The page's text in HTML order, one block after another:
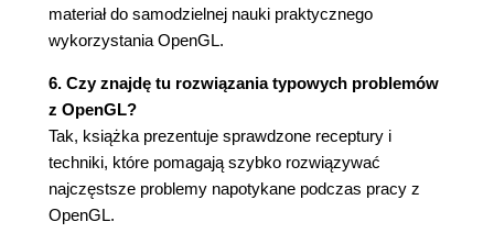
Wariancyjne mapowanie cieni (141)
Rozdział 5. Formaty modeli siatkowych i systemy
cząsteczkowe (151)
Wstęp (151)
Modelowanie terenu przy użyciu mapy wysokości
(152)
Wczytywanie modeli 3ds przy użyciu odrębnych
buforów (156)
materiał do samodzielnej nauki praktycznego
wykorzystania OpenGL.
6. Czy znajdę tu rozwiązania typowych problemów
z OpenGL?
Tak, książka prezentuje sprawdzone receptury i
techniki, które pomagają szybko rozwiązywać
najczęstsze problemy napotykane podczas pracy z
OpenGL.